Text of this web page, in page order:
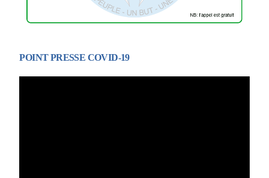
POINT PRESSE COVID-19